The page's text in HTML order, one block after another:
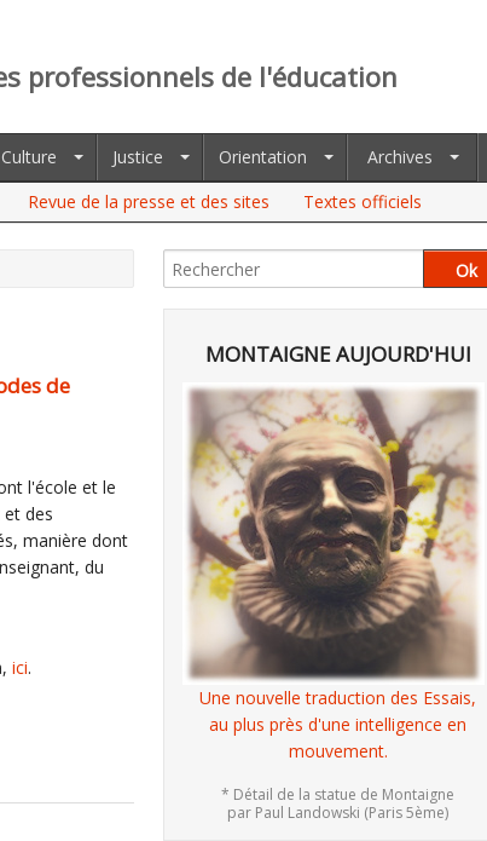
professionnels de l'éducation
Culture Justice Orientation
Archives
Revue de la presse et des sites Textes officiels
de
l'école et le
des
manière dont
du
ici.
MONTAIGNE AUJOURD'HUI
Une nouvelle traduction des Essais,
au plus près d'une intelligence en
mouvement.
* Détail de la statue de Montaigne
par Paul Landowski (Paris 5ème)